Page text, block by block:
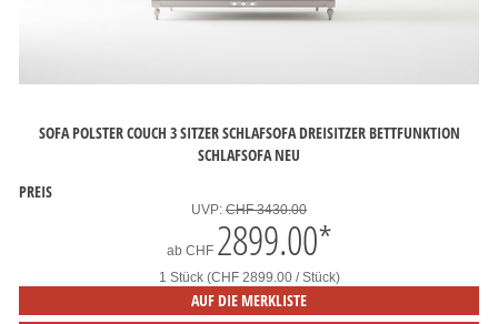
SOFA POLSTER COUCH 3 SITZER SCHLAFSOFA DREISITZER BETTFUNKTION
SCHLAFSOFA NEU
PREIS
UVP: CHF 3430.00
ab CHF 2899.00*
1 Stück (CHF 2899.00 / Stück)
AUF DIE MERKLISTE